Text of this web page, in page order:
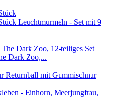
Leuchtmurmeln - Set mit 9
Dark Zoo,...
Returnball mit Gummischnur